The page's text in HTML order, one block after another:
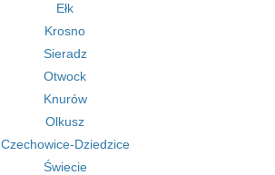
Ełk
Krosno
Sieradz
Otwock
Knurów
Olkusz
Czechowice-Dziedzice
Świecie